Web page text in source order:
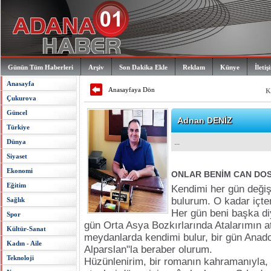
Günün Tüm Haberleri Arşiv Son Dakika Ekle Reklam Künye
Anasayfa
Çukurova
Güncel
Türkiye
Dünya
Siyaset
Ekonomi
Eğitim
Sağlık
Spor
Kültür-Sanat
Kadın - Aile
Teknoloji
Anasayfaya Dön
Adnan DENİZ
...
ONLAR BENİM CAN
Kendimi her gün
bulurum. O kadar
Her gün beni başka
gün Orta Asya Bozkırlarında Atalarımın
meydanlarda kendimi bulur, bir gün
Alparslan"la beraber olurum.
Hüzünlenirim, bir romanın